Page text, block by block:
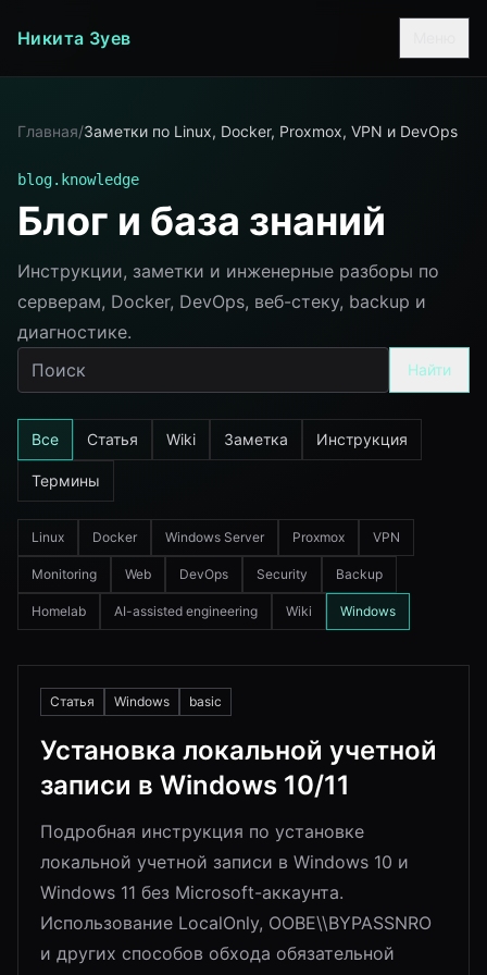
Никита Зуев
Главная/Заметки по Linux, Docker, Proxmox, VPN и DevOps
blog.knowledge
Блог и база знаний
Инструкции, заметки и инженерные разборы по
серверам, Docker, DevOps, веб-стеку, backup и
диагностике.
Найти
Все Статья Wiki Заметка Инструкция
Термины
Linux Docker Windows Server Proxmox VPN
Monitoring Web DevOps Security Backup
Homelab AI-assisted engineering Wiki Windows
Статья Windows basic
Установка локальной учетной
записи в Windows 10/11
Подробная инструкция по установке
локальной учетной записи в Windows 10 и
Windows 11 без Microsoft-аккаунта.
Использование LocalOnly, OOBE\\BYPASSNRO
и других способов обхода обязательной